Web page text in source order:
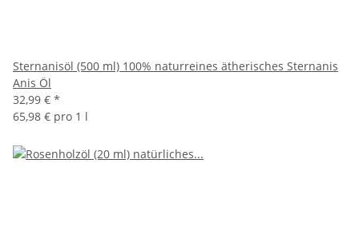
Sternanisöl (500 ml) 100% naturreines ätherisches Sternanis
Anis Öl
32,99 € *
65,98 € pro 1 l